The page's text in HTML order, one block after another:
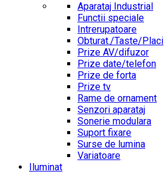
Aparataj Industrial
Functii speciale
Intrerupatoare
Obturat./Taste/Placi
Prize AV/difuzor
Prize date/telefon
Prize de forta
Prize tv
Rame de ornament
Senzori aparataj
Sonerie modulara
Suport fixare
Surse de lumina
Variatoare
Iluminat